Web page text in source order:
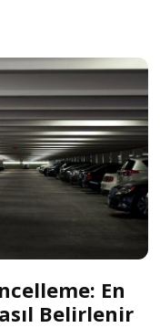
En
Belirlenir